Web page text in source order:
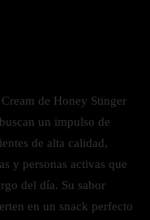
de Honey Stinger
un impulso de
de alta calidad,
y personas activas que
del día. Su sabor
en un snack perfecto